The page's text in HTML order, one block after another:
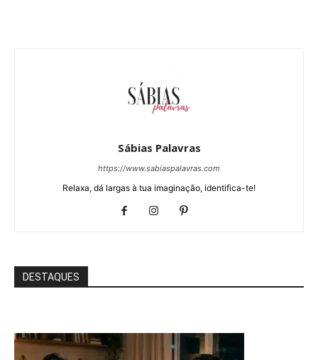
Sábias Palavras
https://www.sabiaspalavras.com
Relaxa, dá largas à tua imaginação, identifica-te!
DESTAQUES